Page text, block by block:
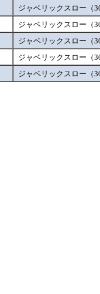
ジャベリックスロー（
ジャベリックスロー（
ジャベリックスロー（
ジャベリックスロー（
ジャベリックスロー（